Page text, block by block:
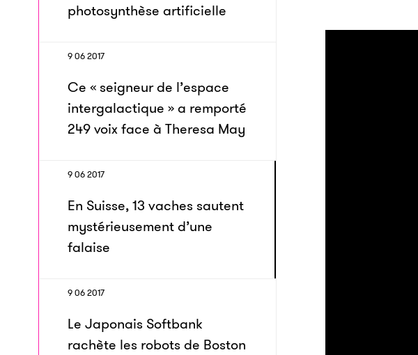
photosynthèse artificielle
9 06 2017
Ce « seigneur de l’espace
intergalactique » a remporté
249 voix face à Theresa May
9 06 2017
En Suisse, 13 vaches sautent
mystérieusement d’une
falaise
9 06 2017
Le Japonais Softbank
rachète les robots de Boston